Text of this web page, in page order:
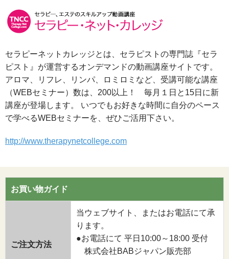
セラピーネットカレッジとは、セラピストの専門誌『セラ
ピスト』が運営するオンデマンドの動画講座サイトです。
アロマ、リフレ、リンパ、ロミロミなど、受講可能な講座
（WEBセミナー）数は、200以上！ 毎月１日と15日に新
講座が登場します。 いつでもお好きな時間に自分のペース
で学べるWEBセミナーを、ぜひご活用下さい。
http://www.therapynetcollege.com
お買い物ガイド
ご注文方法
当ウェブサイト、またはお電話にて承
ります。
●お電話にて 平日10:00～18:00 受付
株式会社BABジャパン販売部